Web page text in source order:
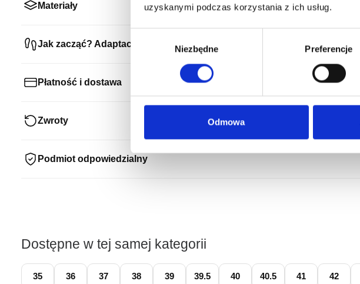
uzyskanymi podczas korzystania z ich usług.
zgody
Niezbędne Preferencje
Odmowa
Materiały
Jak zacząć? Adaptacja
Płatność i dostawa
Zwroty
Podmiot odpowiedzialny
Dostępne w tej samej kategorii
35 36 37 38 39 39.5 40 40.5 41 42